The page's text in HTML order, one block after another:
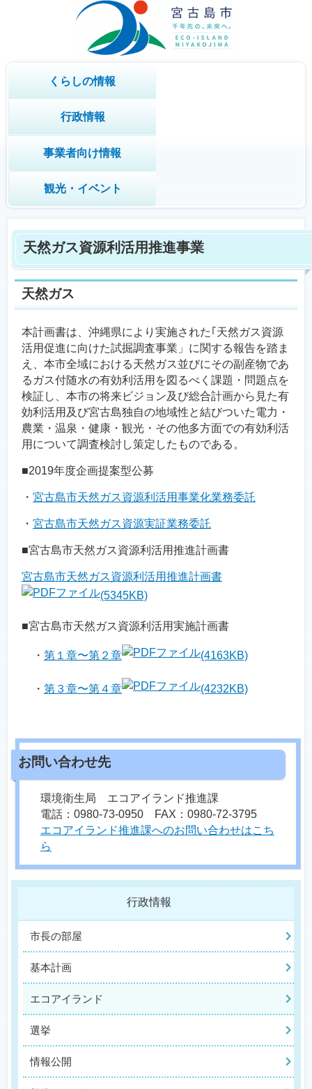
くらしの情報
行政情報
事業者向け情報
観光・イベント
天然ガス資源利活用推進事業
天然ガス
本計画書は、沖縄県により実施された｢天然ガス資源
活用促進に向けた試掘調査事業」に関する報告を踏ま
え、本市全域における天然ガス並びにその副産物であ
るガス付随水の有効利活用を図るべく課題・問題点を
検証し、本市の将来ビジョン及び総合計画から見た有
効利活用及び宮古島独自の地域性と結びついた電力・
農業・温泉・健康・観光・その他多方面での有効利活
用について調査検討し策定したものである。
■2019年度企画提案型公募
・ 宮古島市天然ガス資源利活用事業化業務委託
・ 宮古島市天然ガス資源実証業務委託
■宮古島市天然ガス資源利活用推進計画書
宮古島市天然ガス資源利活用推進計画書
(5345KB)
■宮古島市天然ガス資源利活用実施計画書
・ 第１章〜第２章 (4163KB)
・ 第３章〜第４章 (4232KB)
環境衛生局 エコアイランド推進課
電話：0980-73-0950 FAX：0980-72-3795
エコアイランド推進課へのお問い合わせはこち
ら
行政情報
市長の部屋
基本計画
エコアイランド
選挙
情報公開